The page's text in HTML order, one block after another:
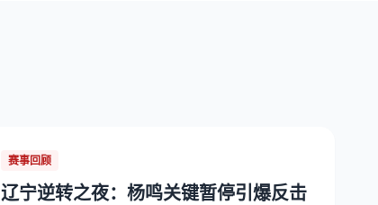
赛事回顾
辽宁逆转之夜：杨鸣关键暂停引爆反击